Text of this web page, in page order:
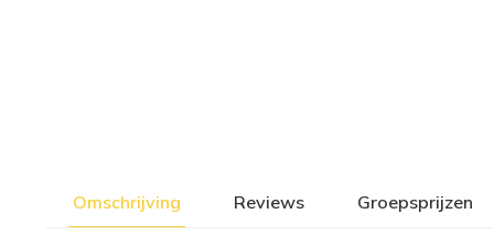
Omschrijving Reviews Groepsprijzen